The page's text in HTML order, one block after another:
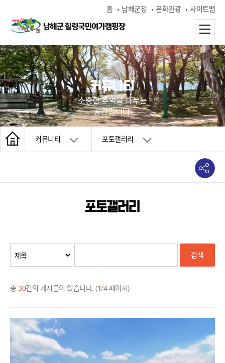
홈 남해군청 문화관광 사이트맵
커뮤니티
소중한 추억을 나누는
공간입니다.
커뮤니티 포토갤러리
포토갤러리
검색
총 30건의 게시물이 있습니다. (1/4 페이지)